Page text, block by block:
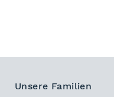
Unsere Familien